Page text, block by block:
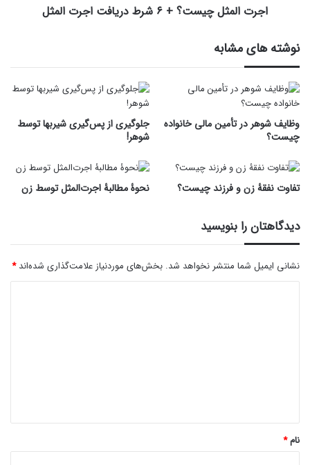
اجرت‌ المثل چیست؟ + ۶ شرط دریافت اجرت المثل
نوشته های مشابه
وظایف شوهر در تأمین مالی خانواده
چیست؟
جلوگیری از پس‌گیری شیربها توسط
شوهر!
تفاوت نفقۀ زن و فرزند چیست؟ نحوۀ مطالبۀ اجرت‌المثل توسط زن
دیدگاهتان را بنویسید
نشانی ایمیل شما منتشر نخواهد شد. بخش‌های موردنیاز علامت‌گذاری شده‌اند*
نام*